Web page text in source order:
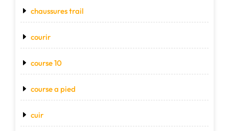
chaussures trail
courir
course 10
course a pied
cuir